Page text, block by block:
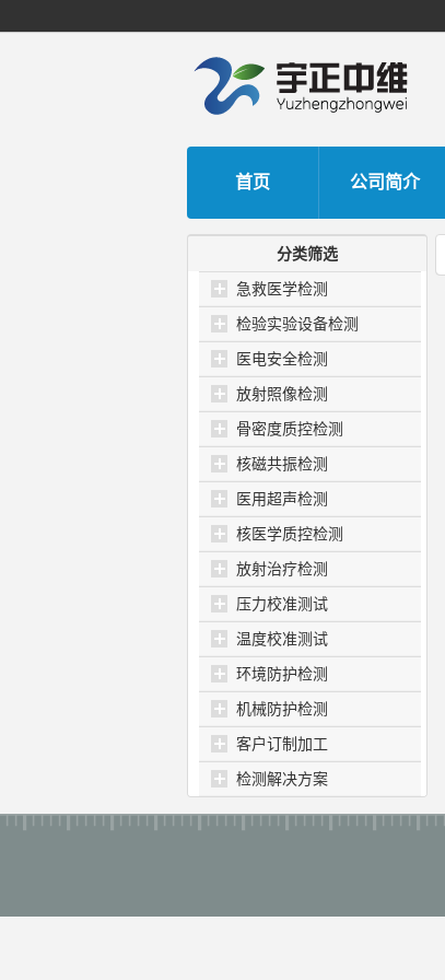
首页 公司简介
分类筛选
急救医学检测
检验实验设备检测
医电安全检测
放射照像检测
骨密度质控检测
核磁共振检测
医用超声检测
核医学质控检测
放射治疗检测
压力校准测试
温度校准测试
环境防护检测
机械防护检测
客户订制加工
检测解决方案